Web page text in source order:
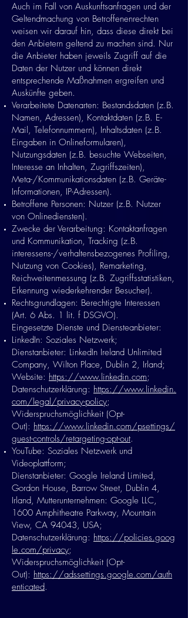
Auch im Fall von Auskunftsanfragen und der
Geltendmachung von Betroffenenrechten
weisen wir darauf hin, dass diese direkt bei
den Anbietern geltend zu machen sind. Nur
die Anbieter haben jeweils Zugriff auf die
Daten der Nutzer und können direkt
entsprechende Maßnahmen ergreifen und
Auskünfte geben.
Verarbeitete Datenarten: Bestandsdaten (z.B.
Namen, Adressen), Kontaktdaten (z.B. E-
Mail, Telefonnummern), Inhaltsdaten (z.B.
Eingaben in Onlineformularen),
Nutzungsdaten (z.B. besuchte Webseiten,
Interesse an Inhalten, Zugriffszeiten),
Meta-/Kommunikationsdaten (z.B. Geräte-
Informationen, IP-Adressen).
Betroffene Personen: Nutzer (z.B. Nutzer
von Onlinediensten).
Zwecke der Verarbeitung: Kontaktanfragen
und Kommunikation, Tracking (z.B.
interessens-/verhaltensbezogenes Profiling,
Nutzung von Cookies), Remarketing,
Reichweitenmessung (z.B. Zugriffsstatistiken,
Erkennung wiederkehrender Besucher).
Rechtsgrundlagen: Berechtigte Interessen
(Art. 6 Abs. 1 lit. f DSGVO).
Eingesetzte Dienste und Diensteanbieter:
LinkedIn: Soziales Netzwerk;
Dienstanbieter: LinkedIn Ireland Unlimited
Company, Wilton Place, Dublin 2, Irland;
Website: https://www.linkedin.com;
Datenschutzerklärung: https://www.linkedin.
com/legal/privacy-policy;
Widerspruchsmöglichkeit (Opt-
Out): https://www.linkedin.com/psettings/
guest-controls/retargeting-opt-out.
YouTube: Soziales Netzwerk und
Videoplattform;
Dienstanbieter: Google Ireland Limited,
Gordon House, Barrow Street, Dublin 4,
Irland, Mutterunternehmen: Google LLC,
1600 Amphitheatre Parkway, Mountain
View, CA 94043, USA;
Datenschutzerklärung: https://policies.goog
le.com/privacy;
Widerspruchsmöglichkeit (Opt-
Out): https://adssettings.google.com/auth
enticated.